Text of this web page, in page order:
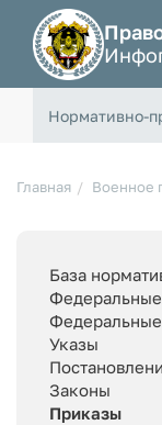
Нормативно-
Главная Военное
База
Указы
Законы
Приказы